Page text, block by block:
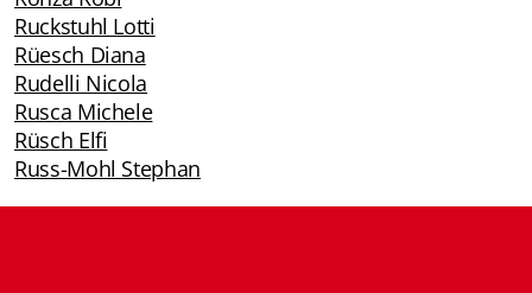
Ruckstuhl Lotti
Rüesch Diana
Rudelli Nicola
Rusca Michele
Rüsch Elfi
Russ-Mohl Stephan
Immagini & Arte
Incontro con
iQuaderni - fondazioneculturalecollinadoro
Istituzioni - Società - Cittadini